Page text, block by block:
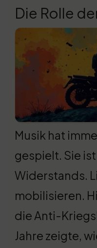
Die Rolle
Musik hat
gespielt. Sie
Widerstands.
mobilisieren.
die Anti-
Jahre zeigte,